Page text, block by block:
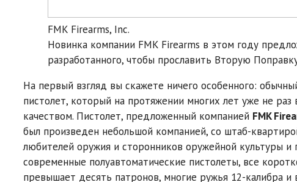
FMK Firearms, Inc.
Новинка компании FMK Firearms в этом году
разработанного, чтобы прославить Вторую
На первый взгляд вы скажете ничего особенного:
пистолет, который на протяжении многих лет уже не
качеством. Пистолет, предложенный компанией FMK
был произведен небольшой компанией, со штаб-
любителей оружия и сторонников оружейной культуры
современные полуавтоматические пистолеты, все
превышает десять патронов, многие ружья 12-калибра